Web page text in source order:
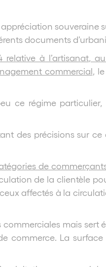
souveraine
documents
relative à l’artisanat,
commercial ,
ce régime
des précisions sur
de
de la clientèle
affectés à la
mais sert
commerce. La